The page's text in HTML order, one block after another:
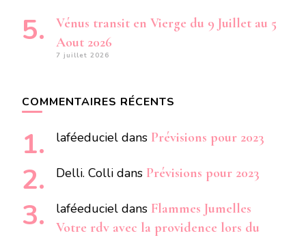
Vénus transit en Vierge du 9 Juillet au 5
Aout 2026
7 juillet 2026
COMMENTAIRES RÉCENTS
laféeduciel dans Prévisions pour 2023
Delli. Colli dans Prévisions pour 2023
laféeduciel dans Flammes Jumelles
Votre rdv avec la providence lors du